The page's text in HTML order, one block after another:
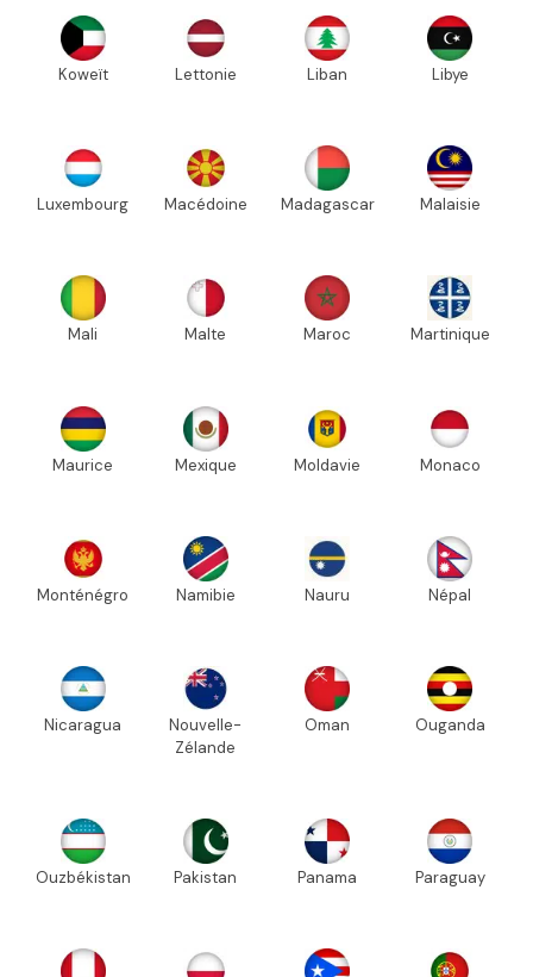
Koweït Lettonie Liban Libye
Luxembourg Macédoine Madagascar Malaisie
Mali Malte Maroc Martinique
Maurice Mexique Moldavie Monaco
Monténégro Namibie Nauru Népal
Nicaragua
Nouvelle-
Zélande
Oman Ouganda
Ouzbékistan Pakistan Panama Paraguay